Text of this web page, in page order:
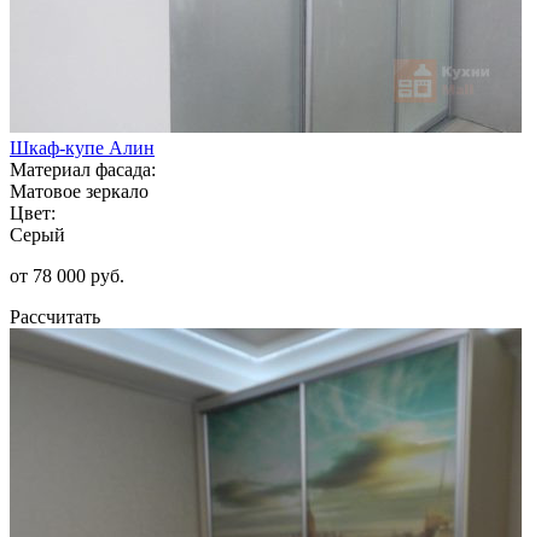
Шкаф-купе Алин
Материал фасада:
Матовое зеркало
Цвет:
Серый
от 78 000 руб.
Рассчитать